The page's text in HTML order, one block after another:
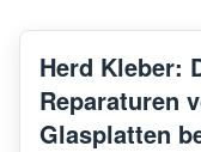
Herd Kleber:
Reparaturen
Glasplatten